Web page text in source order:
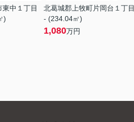
東中１丁目
)
北葛城郡上牧町片岡台１丁目
- (234.04㎡)
1,080万円